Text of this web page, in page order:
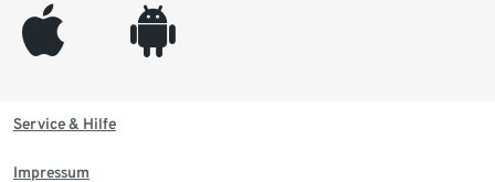
appleinc android
Service & Hilfe
Impressum